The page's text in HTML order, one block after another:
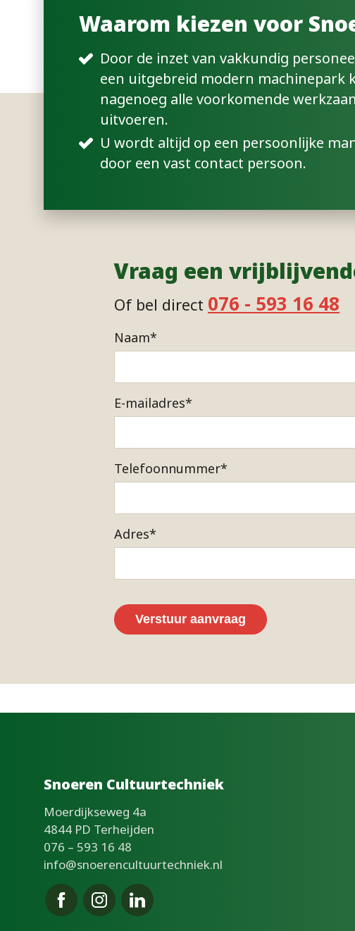
Waarom kiezen voor
Door de inzet van vakkundig
een uitgebreid modern machinepark
nagenoeg alle voorkomende
uitvoeren.
U wordt altijd op een persoonlijke
door een vast contact persoon.
Vraag een
Of bel direct 076 - 593 16 48
Naam*
E-mailadres*
Telefoonnummer*
Adres*
Verstuur aanvraag
Snoeren Cultuurtechniek
Moerdijkseweg 4a
4844 PD Terheijden
076 – 593 16 48
info@snoerencultuurtechniek.nl